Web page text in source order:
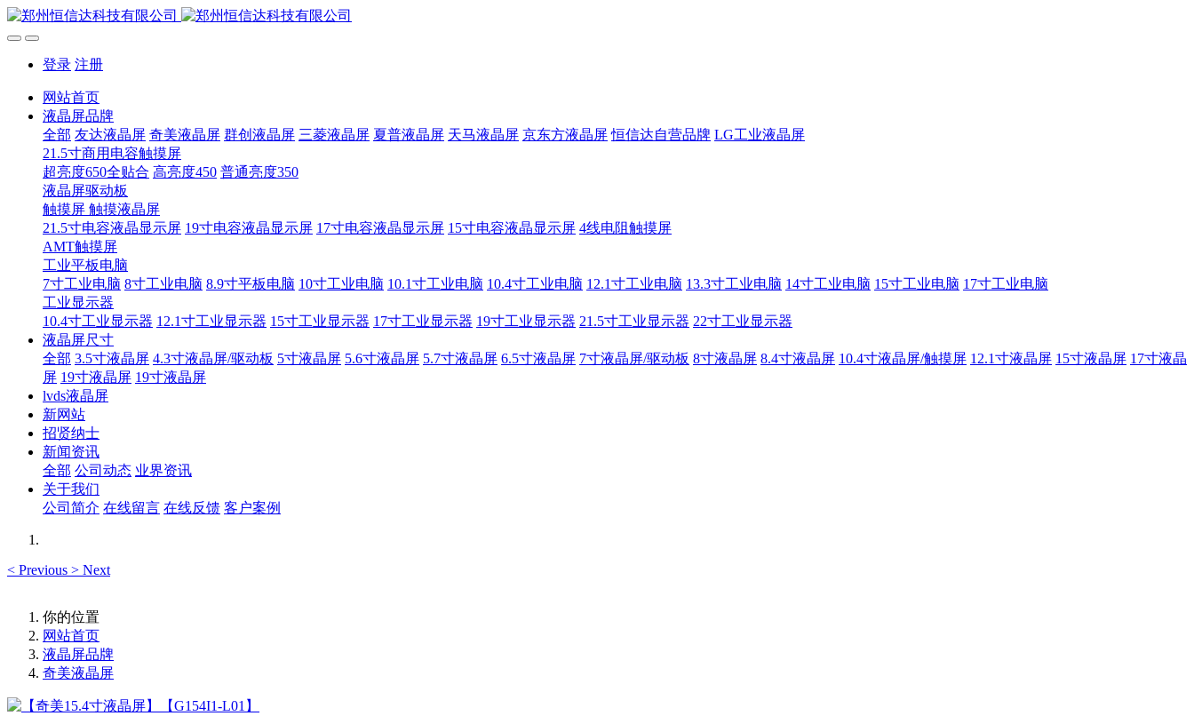
登录 注册
网站首页
液晶屏品牌
全部 友达液晶屏 奇美液晶屏 群创液晶屏 三菱液晶屏 夏普液晶屏 天马液晶屏 京东方液晶屏 恒信达自营品牌 LG工业液晶屏
21.5寸商用电容触摸屏
超亮度650全贴合 高亮度450 普通亮度350
液晶屏驱动板
触摸屏 触摸液晶屏
21.5寸电容液晶显示屏 19寸电容液晶显示屏 17寸电容液晶显示屏 15寸电容液晶显示屏 4线电阻触摸屏
AMT触摸屏
工业平板电脑
7寸工业电脑 8寸工业电脑 8.9寸平板电脑 10寸工业电脑 10.1寸工业电脑 10.4寸工业电脑 12.1寸工业电脑 13.3寸工业电脑 14寸工业电脑 15寸工业电脑 17寸工业电脑
工业显示器
10.4寸工业显示器 12.1寸工业显示器 15寸工业显示器 17寸工业显示器 19寸工业显示器 21.5寸工业显示器 22寸工业显示器
液晶屏尺寸
全部 3.5寸液晶屏 4.3寸液晶屏/驱动板 5寸液晶屏 5.6寸液晶屏 5.7寸液晶屏 6.5寸液晶屏 7寸液晶屏/驱动板 8寸液晶屏 8.4寸液晶屏 10.4寸液晶屏/触摸屏 12.1寸液晶屏 15寸液晶屏 17寸液晶
屏 19寸液晶屏 19寸液晶屏
lvds液晶屏
新网站
招贤纳士
新闻资讯
全部 公司动态 业界资讯
关于我们
公司简介 在线留言 在线反馈 客户案例
< Previous > Next
你的位置
网站首页
液晶屏品牌
奇美液晶屏